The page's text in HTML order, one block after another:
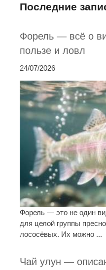
Последние
Форель — всё о
пользе и ловл
24/07/2026
Форель — это не один
для целой группы
лососёвых. Их можно ...
Чай улун —